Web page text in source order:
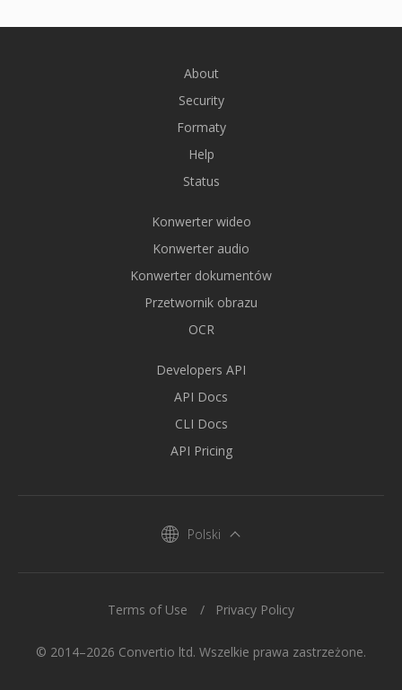
About
Security
Formaty
Help
Status
Konwerter wideo
Konwerter audio
Konwerter dokumentów
Przetwornik obrazu
OCR
Developers API
API Docs
CLI Docs
API Pricing
Polski
© 2014–2026 Convertio ltd. Wszelkie prawa zastrzeżone.
Terms of Use Privacy Policy